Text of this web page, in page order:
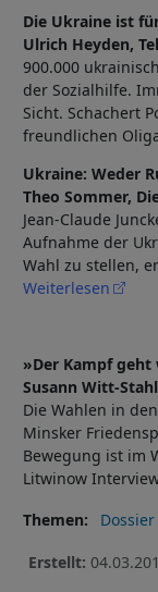
Die Ukraine ist
Ulrich Heyden,
900.000
der Sozialhilfe.
Sicht. Schachert
freundlichen
Ukraine: Weder
Theo Sommer,
Jean-Claude
Aufnahme der
Wahl zu stellen,
Weiterlesen
»Der Kampf geht
Susann Witt-
Die Wahlen in
Minsker
Bewegung ist im
Litwinow
Themen Dossier
Erstellt: